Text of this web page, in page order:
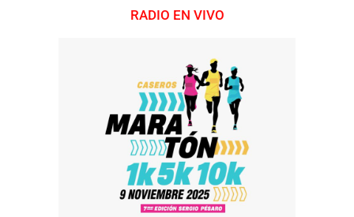
RADIO EN VIVO